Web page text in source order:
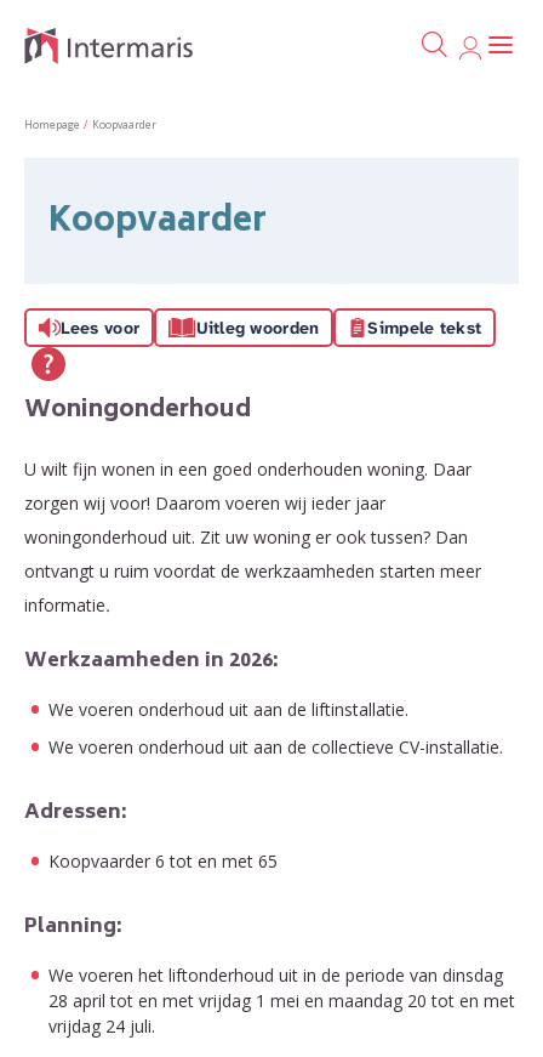
Naar de homepage Ga
Homepage Koopvaarder
Koopvaarder
Lees voor Uitleg woorden Simpele tekst
Woningonderhoud
U wilt fijn wonen in een goed onderhouden woning. Daar
zorgen wij voor! Daarom voeren wij ieder jaar
woningonderhoud uit. Zit uw woning er ook tussen? Dan
ontvangt u ruim voordat de werkzaamheden starten meer
informatie.
Werkzaamheden in 2026:
We voeren onderhoud uit aan de liftinstallatie.
We voeren onderhoud uit aan de collectieve CV-installatie.
Adressen:
Koopvaarder 6 tot en met 65
Planning:
We voeren het liftonderhoud uit in de periode van dinsdag
28 april tot en met vrijdag 1 mei en maandag 20 tot en met
vrijdag 24 juli.